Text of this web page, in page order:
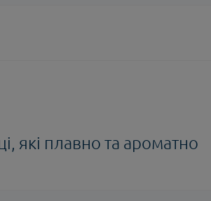
які плавно та ароматно